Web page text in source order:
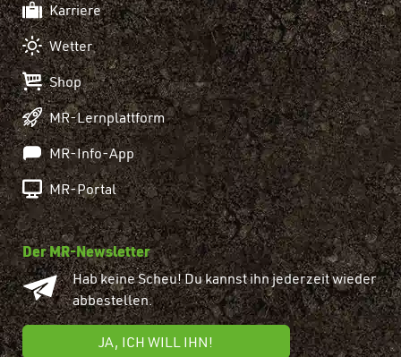
Karriere
Wetter
Shop
MR-Lernplattform
MR-Info-App
MR-Portal
Der MR-Newsletter
Hab keine Scheu! Du kannst ihn jederzeit wieder
abbestellen.
JA, ICH WILL IHN!